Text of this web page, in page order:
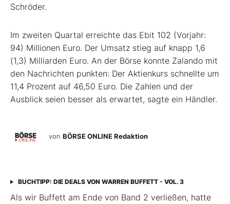
Schröder.
Im zweiten Quartal erreichte das Ebit 102 (Vorjahr:
94) Millionen Euro. Der Umsatz stieg auf knapp 1,6
(1,3) Milliarden Euro. An der Börse konnte Zalando mit
den Nachrichten punkten: Der Aktienkurs schnellte um
11,4 Prozent auf 46,50 Euro. Die Zahlen und der
Ausblick seien besser als erwartet, sagte ein Händler.
von BÖRSE ONLINE Redaktion
BUCHTIPP: DIE DEALS VON WARREN BUFFETT - VOL. 3
Als wir Buffett am Ende von Band 2 verließen, hatte